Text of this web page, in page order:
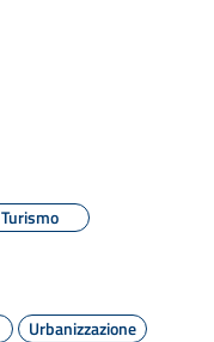
Turismo
Urbanizzazione